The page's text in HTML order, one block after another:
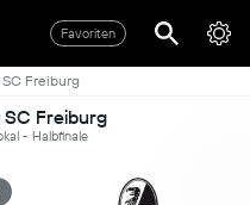
Favoriten
Freiburg
Freiburg
- Halbfinale